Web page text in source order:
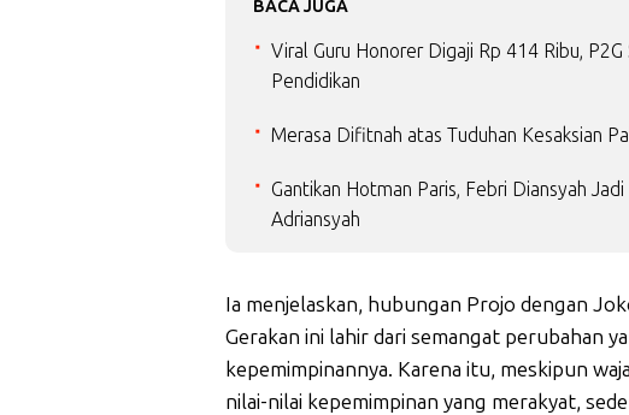
BACA JUGA
Viral Guru Honorer Digaji Rp 414 Ribu,
Pendidikan
Merasa Difitnah atas Tuduhan Kesaksian
Gantikan Hotman Paris, Febri Diansyah
Adriansyah
Ia menjelaskan, hubungan Projo dengan
Gerakan ini lahir dari semangat perubahan
kepemimpinannya. Karena itu, meskipun
nilai-nilai kepemimpinan yang merakyat,